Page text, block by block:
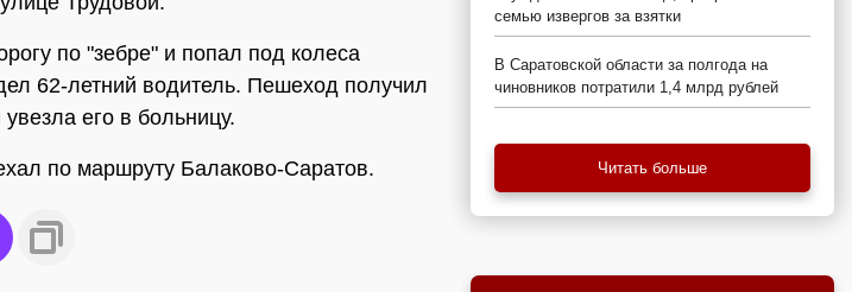
по "зебре" и попал под колеса
62-летний водитель. Пешеход получил
его в больницу.
по маршруту Балаково-Саратов.
семью извергов за взятки
В Саратовской области за полгода на
чиновников потратили 1,4 млрд рублей
Читать больше